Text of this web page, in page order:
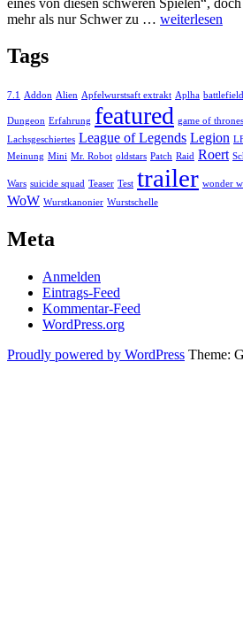
mehr als nur Schwer zu … Roert
Dark
Souls
III
weiterlesen
Tags
7.1 Addon Alien Apfelwurstsaft extrakt Aplha battlefield
Dungeon Erfahrung featured game of thrones
Lachsgeschiertes League of Legends Legion
Meinung Mini Mr. Robot oldstars Patch Raid Roert
Wars suicide squad Teaser Test trailer wonder
WoW Wurstkanonier Wurstschelle
Meta
Anmelden
Eintrags-Feed
Kommentar-Feed
WordPress.org
Proudly powered by WordPress Theme: